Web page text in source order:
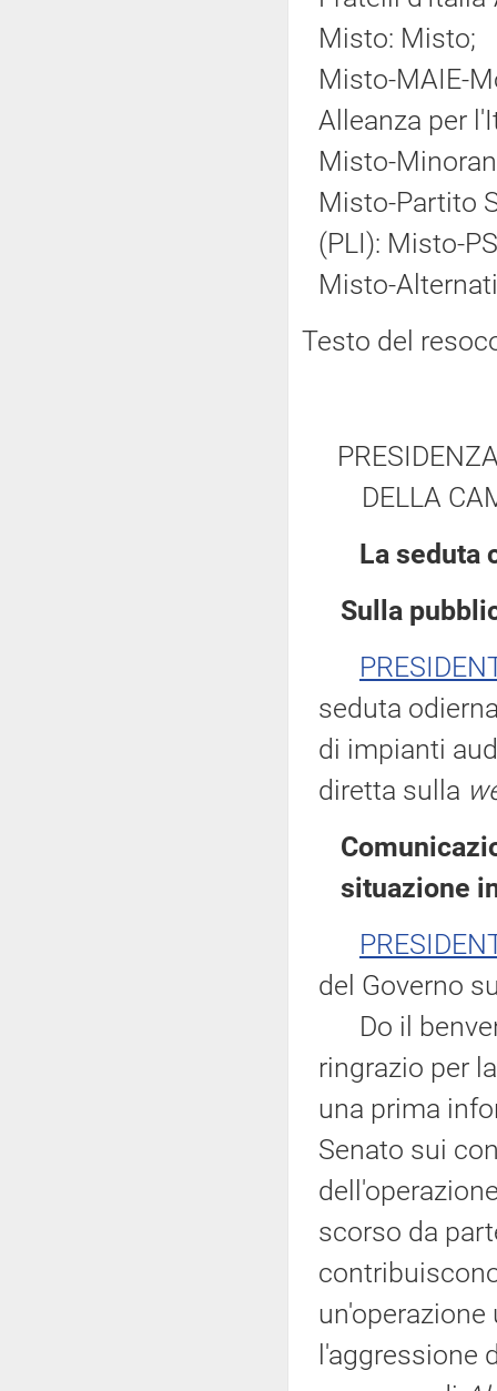
Misto: Misto;
Misto-MAIE-
Alleanza per
Misto-
Misto-Partito
(PLI): Misto-
Misto-
Testo del
DELLA
La seduta
Sulla
seduta
di impianti
diretta sulla
situazione
del Governo
Do il
ringrazio per
una prima
Senato sui
scorso da
l'aggressione